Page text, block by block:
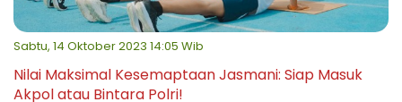
Sabtu, 14 Oktober 2023 14:05 Wib
Nilai Maksimal Kesemaptaan Jasmani: Siap Masuk
Akpol atau Bintara Polri!